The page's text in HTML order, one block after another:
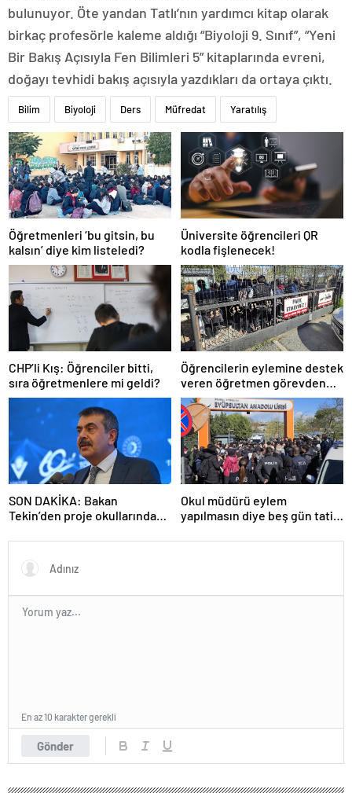
bulunuyor. Öte yandan Tatlı’nın yardımcı kitap olarak
birkaç profesörle kaleme aldığı “Biyoloji 9. Sınıf”, “Yeni
Bir Bakış Açısıyla Fen Bilimleri 5” kitaplarında evreni,
doğayı tevhidi bakış açısıyla yazdıkları da ortaya çıktı.
Bilim Biyoloji Ders Müfredat Yaratılış
Öğretmenleri ‘bu gitsin, bu
kalsın’ diye kim listeledi?
Üniversite öğrencileri QR
kodla fişlenecek!
CHP’li Kış: Öğrenciler bitti,
sıra öğretmenlere mi geldi?
Öğrencilerin eylemine destek
veren öğretmen görevden
uzaklaştırıldı
SON DAKİKA: Bakan
Tekin’den proje okullarındaki
Okul müdürü eylem
yapılmasın diye beş gün tatil
Gönder
En az 10 karakter gerekli